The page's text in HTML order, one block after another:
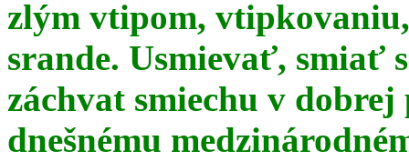
zlým vtipom,
srande. Usmievať, smiať
záchvat smiechu v
dnešnému